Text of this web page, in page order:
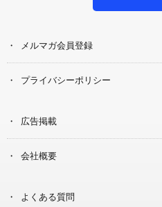
メルマガ会員登録
プライバシーポリシー
広告掲載
会社概要
よくある質問